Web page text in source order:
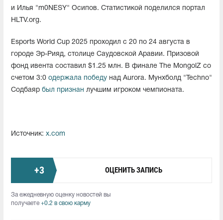
и Илья "m0NESY" Осипов. Статистикой поделился портал
HLTV.org.
Esports World Cup 2025 проходил с 20 по 24 августа в
городе Эр-Рияд, столице Саудовской Аравии. Призовой
фонд ивента составил $1.25 млн. В финале The MongolZ со
счетом 3:0 одержала победу над Aurora. Мунхболд "Techno"
Содбаяр был признан лучшим игроком чемпионата.
Источник: x.com
+3 ОЦЕНИТЬ ЗАПИСЬ
За ежедневную оценку новостей вы
получаете +0.2 в свою карму